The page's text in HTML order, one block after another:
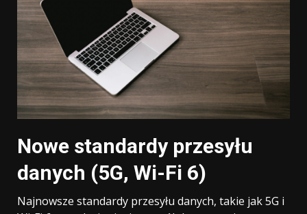
Nowe standardy przesyłu
danych (5G, Wi-Fi 6)
Najnowsze standardy przesyłu danych, takie jak 5G i